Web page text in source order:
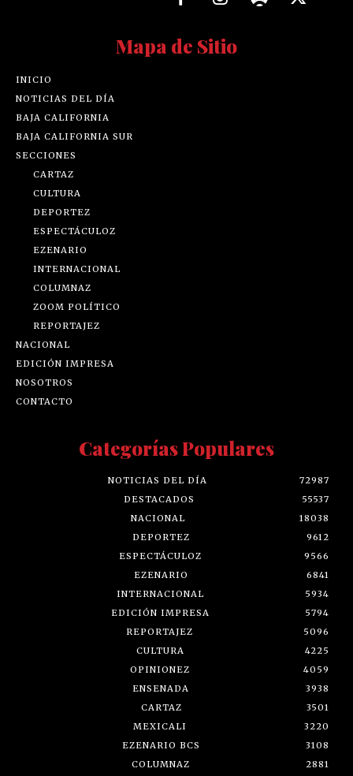
Mapa de Sitio
INICIO
NOTICIAS DEL DÍA
BAJA CALIFORNIA
BAJA CALIFORNIA SUR
SECCIONES
CARTAZ
CULTURA
DEPORTEZ
ESPECTÁCULOZ
EZENARIO
INTERNACIONAL
COLUMNAZ
ZOOM POLÍTICO
REPORTAJEZ
NACIONAL
EDICIÓN IMPRESA
NOSOTROS
CONTACTO
Categorías Populares
NOTICIAS DEL DÍA
72987
DESTACADOS
55537
NACIONAL
18038
DEPORTEZ
9612
ESPECTÁCULOZ
9566
EZENARIO
6841
INTERNACIONAL
5934
EDICIÓN IMPRESA
5794
REPORTAJEZ
5096
CULTURA
4225
OPINIONEZ
4059
ENSENADA
3938
CARTAZ
3501
MEXICALI
3220
EZENARIO BCS
3108
COLUMNAZ
2881